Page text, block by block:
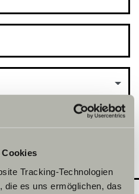
Cookies
Tracking-Technologien
die es uns ermöglichen, das